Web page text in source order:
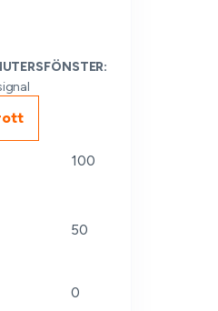
100
50
0